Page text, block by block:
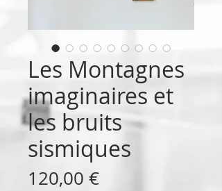
Les Montagnes
imaginaires et
les bruits
sismiques
120,00 €Prix